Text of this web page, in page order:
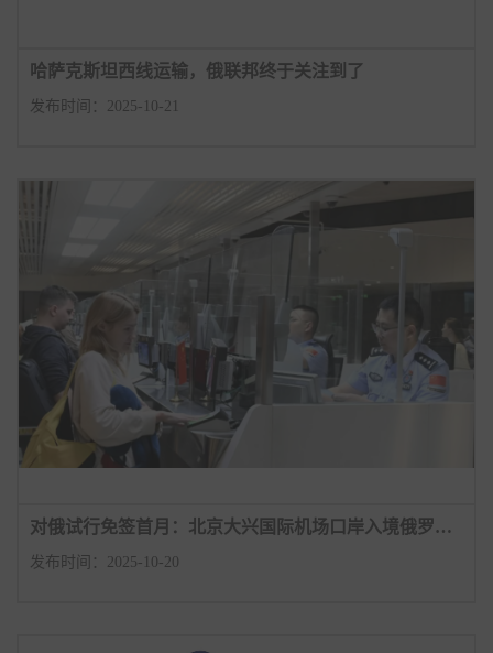
哈萨克斯坦西线运输，俄联邦终于关注到了
发布时间：2025-10-21
对俄试行免签首月：北京大兴国际机场口岸入境俄罗斯旅客量较政策施行前增长超2成
发布时间：2025-10-20